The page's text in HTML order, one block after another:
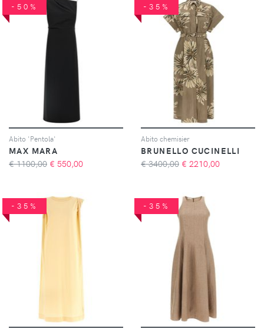
-50%
Abito 'Pentola'
MAX MARA
€ 1100,00 € 550,00
-35%
Abito chemisier
BRUNELLO CUCINELLI
€ 3400,00 € 2210,00
-35% -35%